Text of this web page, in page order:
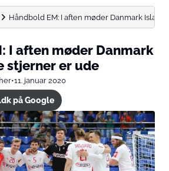
Håndbold EM: I aften møder Danmark Island
I aften møder Danmark
stjerner er ude
•11. januar 2020
på Google